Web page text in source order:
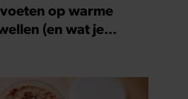
op warme
(en wat je